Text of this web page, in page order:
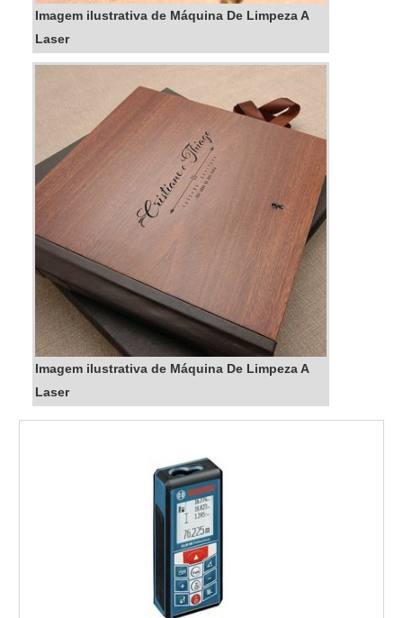
Imagem ilustrativa de Máquina De Limpeza A
Laser
Imagem ilustrativa de Máquina De Limpeza A
Laser